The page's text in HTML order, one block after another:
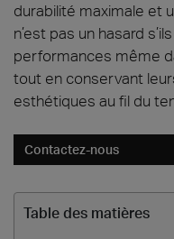
durabilité maximale et
n’est pas un hasard
performances même
tout en conservant
esthétiques au fil du
Contactez-nous
Table des matières